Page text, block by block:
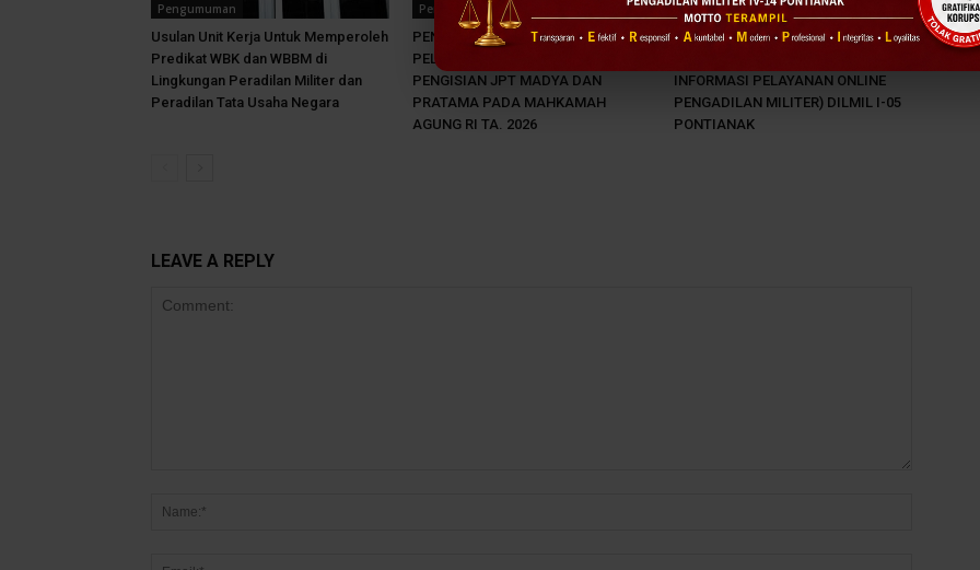
Pengumuman
Usulan Unit Kerja Untuk Memperoleh
Predikat WBK dan WBBM di
Lingkungan Peradilan Militer dan
Peradilan Tata Usaha Negara
Pengumuman
PENGUMUMAN 3 BESAR HASIL
PELAKSANAAN SELEKSI TERBUKA
PENGISIAN JPT MADYA DAN
PRATAMA PADA MAHKAMAH
AGUNG RI TA. 2026
Pengumuman
PERUBAHAN NOMOR LAYANAN
INFORMASI PELAYANAN ONLINE
PENGADILAN MILITER) DILMIL I-05
PONTIANAK
LEAVE A REPLY